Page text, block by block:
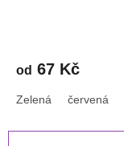
od 67 Kč
Zelená červená